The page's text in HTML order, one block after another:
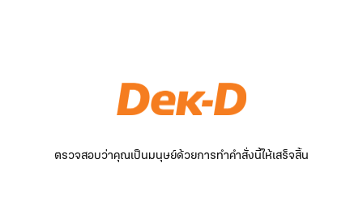
ตรวจสอบว่าคุณเป็นมนุษย์ด้วยการทำคำสั่งนี้ให้เสร็จสิ้น